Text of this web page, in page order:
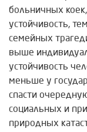
больничных
устойчивость,
семейных
выше
устойчивость
меньше у
спасти
социальных и
природных